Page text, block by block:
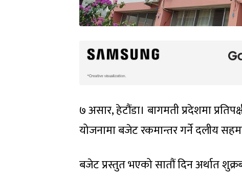
७ असार, हेटौंडा। बागमती प्रदेशमा
योजनामा बजेट रकमान्तर गर्ने दलीय
बजेट प्रस्तुत भएको सातौं दिन अर्थात